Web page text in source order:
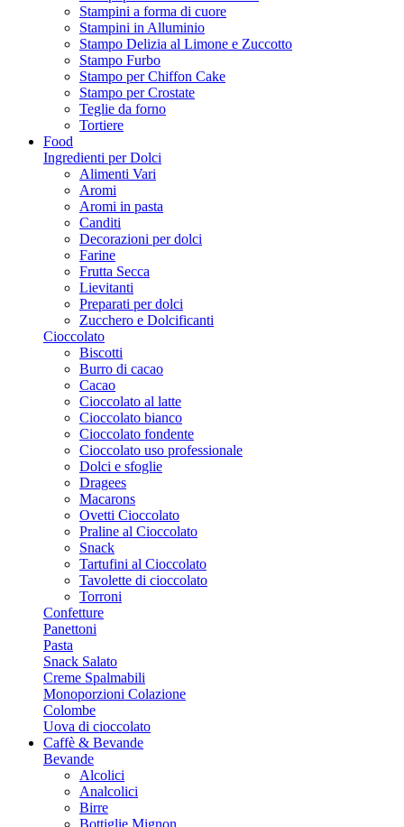
Stampini a forma di cuore
Stampini in Alluminio
Stampo Delizia al Limone e Zuccotto
Stampo Furbo
Stampo per Chiffon Cake
Stampo per Crostate
Teglie da forno
Tortiere
Food
Ingredienti per Dolci
Alimenti Vari
Aromi
Aromi in pasta
Canditi
Decorazioni per dolci
Farine
Frutta Secca
Lievitanti
Preparati per dolci
Zucchero e Dolcificanti
Cioccolato
Biscotti
Burro di cacao
Cacao
Cioccolato al latte
Cioccolato bianco
Cioccolato fondente
Cioccolato uso professionale
Dolci e sfoglie
Dragees
Macarons
Ovetti Cioccolato
Praline al Cioccolato
Snack
Tartufini al Cioccolato
Tavolette di cioccolato
Torroni
Confetture
Panettoni
Pasta
Snack Salato
Creme Spalmabili
Monoporzioni Colazione
Colombe
Uova di cioccolato
Caffè & Bevande
Bevande
Alcolici
Analcolici
Birre
Bottiglie Mignon